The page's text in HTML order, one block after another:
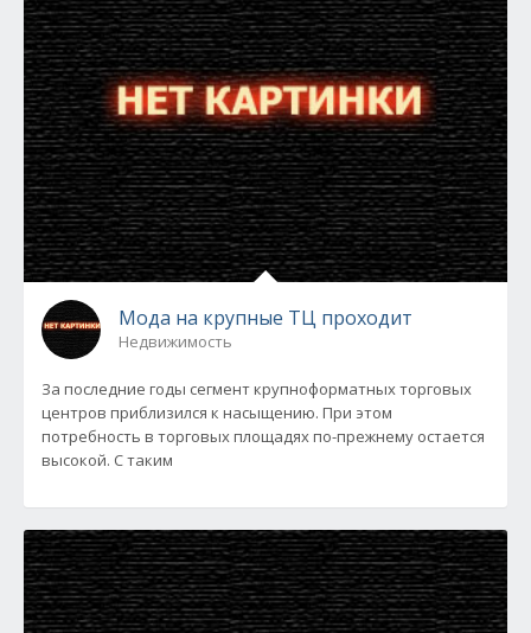
Мода на крупные ТЦ проходит
Недвижимость
За последние годы сегмент крупноформатных торговых
центров приблизился к насыщению. При этом
потребность в торговых площадях по-прежнему остается
высокой. С таким